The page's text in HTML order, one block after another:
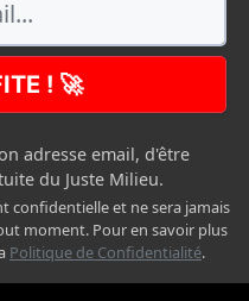
! 🚀
adresse email, d'être
du Juste Milieu.
confidentielle et ne sera jamais
moment. Pour en savoir plus
Politique de Confidentialité.